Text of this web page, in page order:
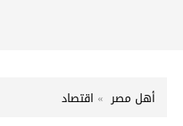
أهل مصر اقتصاد